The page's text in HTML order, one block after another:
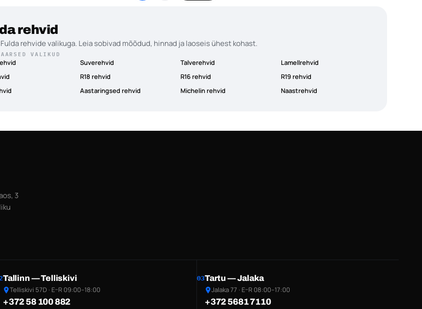
rehvid
rehvide valikuga. Leia sobivad mõõdud, hinnad ja laoseis ühest kohast.
VALIKUD
Suverehvid Talverehvid
Lamellrehvid
R18 rehvid R16 rehvid
R19 rehvid
Aastaringsed rehvid Michelin rehvid Naastrehvid
3
Tallinn — Telliskivi
Telliskivi 57D · E–R 09:00–18:00
+372 58 100 882
03Tartu — Jalaka
Jalaka 77 · E–R 08:00–17:00
+372 5681 7110